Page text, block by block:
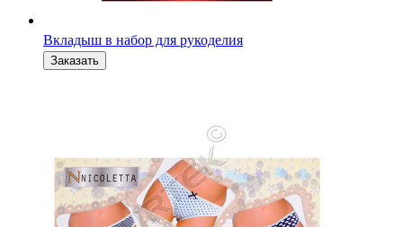
Вкладыш в набор для рукоделия